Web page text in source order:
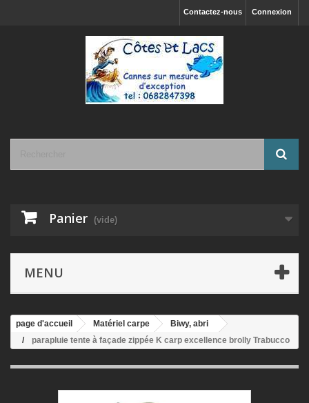
Connexion
Contactez-nous
Panier (vide)
MENU
page d'accueil Matériel carpe
Biwy, abri
parapluie tente à façade zippée K carp excellence brolly Trabucco